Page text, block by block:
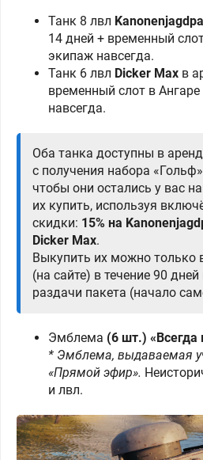
Танк 8 лвл
14 дней + временный
экипаж навсегда.
Танк 6 лвл Dicker Max в
временный слот в
навсегда.
Оба танка доступны в
с получения набора
чтобы они остались у вас
их купить, используя
скидки: 15% на
Dicker Max.
Выкупить их можно только
(на сайте) в течение 90 дней
раздачи пакета (начало
Эмблема (6 шт.) «Всегда
* Эмблема, выдаваемая
«Прямой эфир».
и лвл.